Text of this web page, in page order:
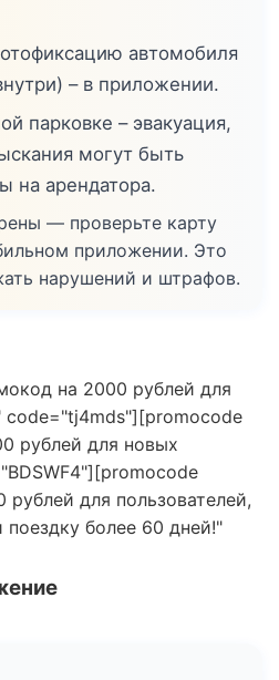
автомобиля
– в приложении.
парковке – эвакуация,
могут быть
на арендатора.
— проверьте карту
приложении. Это
нарушений и штрафов.
на 2000 рублей для
code="tj4mds"][promocode
рублей для новых
для пользователей,
более 60 дней!"